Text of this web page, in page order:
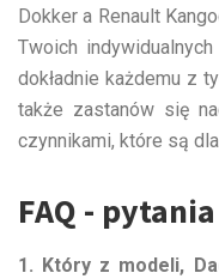
Dokker a Renault
Twoich
dokładnie każdemu z
także zastanów się
czynnikami, które są
FAQ -
1. Który z modeli,